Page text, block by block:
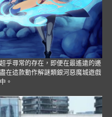
乎尋常的存在，即便在最遙遠的邊
這款動作解謎類銀河惡魔城遊戲
。